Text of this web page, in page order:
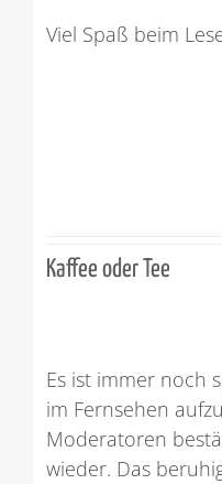
Viel Spaß beim
Kaffee oder Tee
Es ist immer noch
im Fernsehen
Moderatoren
wieder. Das